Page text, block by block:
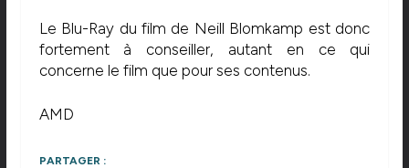
Le Blu-Ray du film de Neill Blomkamp est donc
fortement à conseiller, autant en ce qui
concerne le film que pour ses contenus.
AMD
PARTAGER :